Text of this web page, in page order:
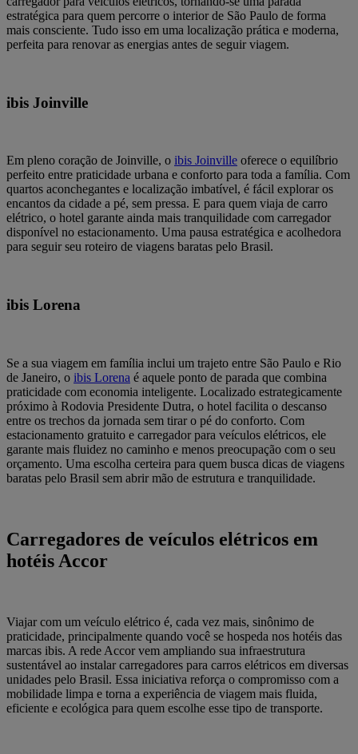
estratégica para quem percorre o interior de São Paulo de forma
mais consciente. Tudo isso em uma localização prática e moderna,
perfeita para renovar as energias antes de seguir viagem.
ibis Joinville
Em pleno coração de Joinville, o ibis Joinville oferece o equilíbrio
perfeito entre praticidade urbana e conforto para toda a família. Com
quartos aconchegantes e localização imbatível, é fácil explorar os
encantos da cidade a pé, sem pressa. E para quem viaja de carro
elétrico, o hotel garante ainda mais tranquilidade com carregador
disponível no estacionamento. Uma pausa estratégica e acolhedora
para seguir seu roteiro de viagens baratas pelo Brasil.
ibis Lorena
Se a sua viagem em família inclui um trajeto entre São Paulo e Rio
de Janeiro, o ibis Lorena é aquele ponto de parada que combina
praticidade com economia inteligente. Localizado estrategicamente
próximo à Rodovia Presidente Dutra, o hotel facilita o descanso
entre os trechos da jornada sem tirar o pé do conforto. Com
estacionamento gratuito e carregador para veículos elétricos, ele
garante mais fluidez no caminho e menos preocupação com o seu
orçamento. Uma escolha certeira para quem busca dicas de viagens
baratas pelo Brasil sem abrir mão de estrutura e tranquilidade.
Carregadores de veículos elétricos em
hotéis Accor
Viajar com um veículo elétrico é, cada vez mais, sinônimo de
praticidade, principalmente quando você se hospeda nos hotéis das
marcas ibis. A rede Accor vem ampliando sua infraestrutura
sustentável ao instalar carregadores para carros elétricos em diversas
unidades pelo Brasil. Essa iniciativa reforça o compromisso com a
mobilidade limpa e torna a experiência de viagem mais fluida,
eficiente e ecológica para quem escolhe esse tipo de transporte.